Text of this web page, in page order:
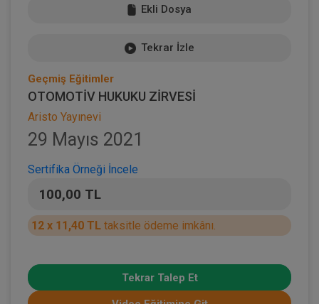
Ekli Dosya
Tekrar İzle
Geçmiş Eğitimler
OTOMOTİV HUKUKU ZİRVESİ
Aristo Yayınevi
29 Mayıs 2021
Sertifika Örneği İncele
100,00 TL
12 x 11,40 TL taksitle ödeme imkânı.
Tekrar Talep Et